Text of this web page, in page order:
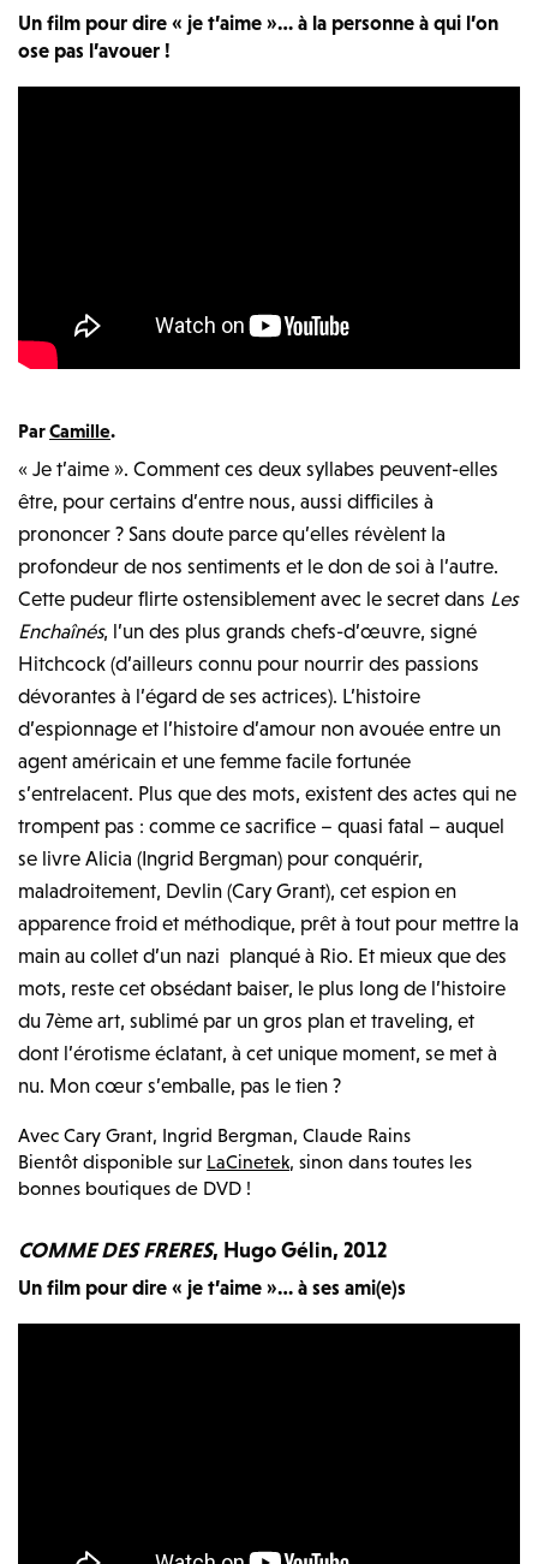
Un film pour dire « je t’aime »… à la personne à qui l’on
ose pas l’avouer !
ParCamille.
« Je t’aime ». Comment ces deux syllabes peuvent-elles
être, pour certains d’entre nous, aussi difficiles à
prononcer ? Sans doute parce qu’elles révèlent la
profondeur de nos sentiments et le don de soi à l’autre.
Cette pudeur flirte ostensiblement avec le secret dans Les
Enchaînés, l’un des plus grands chefs-d’œuvre, signé
Hitchcock (d’ailleurs connu pour nourrir des passions
dévorantes à l’égard de ses actrices). L’histoire
d’espionnage et l’histoire d’amour non avouée entre un
agent américain et une femme facile fortunée
s’entrelacent. Plus que des mots, existent des actes qui ne
trompent pas : comme ce sacrifice – quasi fatal – auquel
se livre Alicia (Ingrid Bergman) pour conquérir,
maladroitement, Devlin (Cary Grant), cet espion en
apparence froid et méthodique, prêt à tout pour mettre la
main au collet d’un nazi planqué à Rio. Et mieux que des
mots, reste cet obsédant baiser, le plus long de l’histoire
du 7ème art, sublimé par un gros plan et traveling, et
dont l’érotisme éclatant, à cet unique moment, se met à
nu. Mon cœur s’emballe, pas le tien ?
Avec Cary Grant, Ingrid Bergman, Claude Rains
Bientôt disponible sur LaCinetek, sinon dans toutes les
bonnes boutiques de DVD !
COMME DES FRERES, Hugo Gélin, 2012
Un film pour dire « je t’aime »… à ses ami(e)s